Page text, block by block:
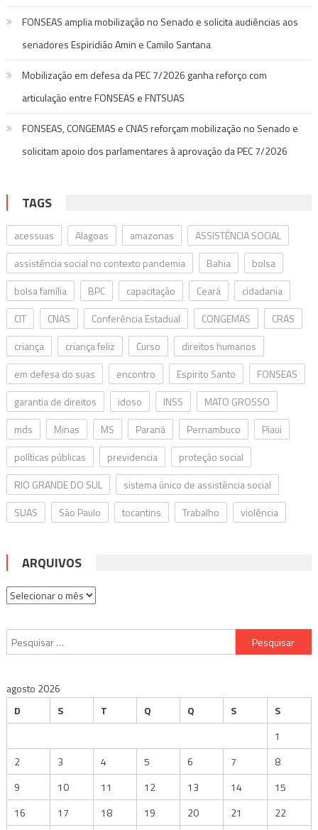
FONSEAS amplia mobilização no Senado e solicita audiências aos
senadores Espiridião Amin e Camilo Santana
Mobilização em defesa da PEC 7/2026 ganha reforço com
articulação entre FONSEAS e FNTSUAS
FONSEAS, CONGEMAS e CNAS reforçam mobilização no Senado e
solicitam apoio dos parlamentares à aprovação da PEC 7/2026
TAGS
acessuas Alagoas amazonas
ASSISTÊNCIA SOCIAL
assistência social no contexto pandemia
Bahia
bolsa
bolsa família
BPC capacitação Ceará
cidadania
CIT
CNAS Conferência Estadual CONGEMAS
CRAS
criança
criança feliz Curso
direitos humanos
em defesa do suas
encontro Espirito Santo
FONSEAS
garantia de direitos
idoso INSS
MATO GROSSO
mds
Minas MS Paraná Pernambuco
Piaui
políticas públicas
previdencia
proteção social
RIO GRANDE DO SUL
sistema único de assistência social
SUAS
São Paulo tocantins Trabalho violência
ARQUIVOS
Arquivos
Pesquisar
por:
agosto 2026
D
S T Q Q S
S
1
2
3 4 5 6 7
8
9
10 11 12 13 14
15
16
17 18 19 20 21 22